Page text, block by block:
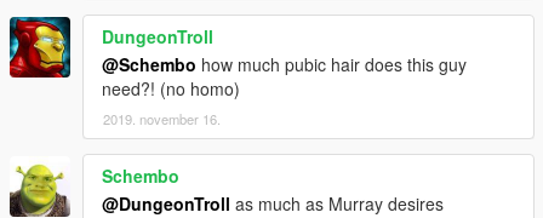
DungeonTroll
@Schembo how much pubic hair does this guy
need?! (no homo)
2019. november 16.
Schembo
@DungeonTroll as much as Murray desires